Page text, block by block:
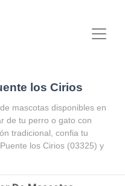
los Cirios
mascotas disponibles en
de tu perro o gato con
tradicional, confia tu
Puente los Cirios (03325) y